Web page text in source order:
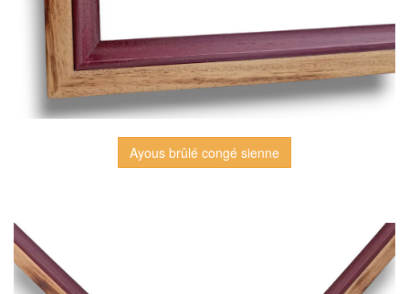
Ayous brûlé congé sienne